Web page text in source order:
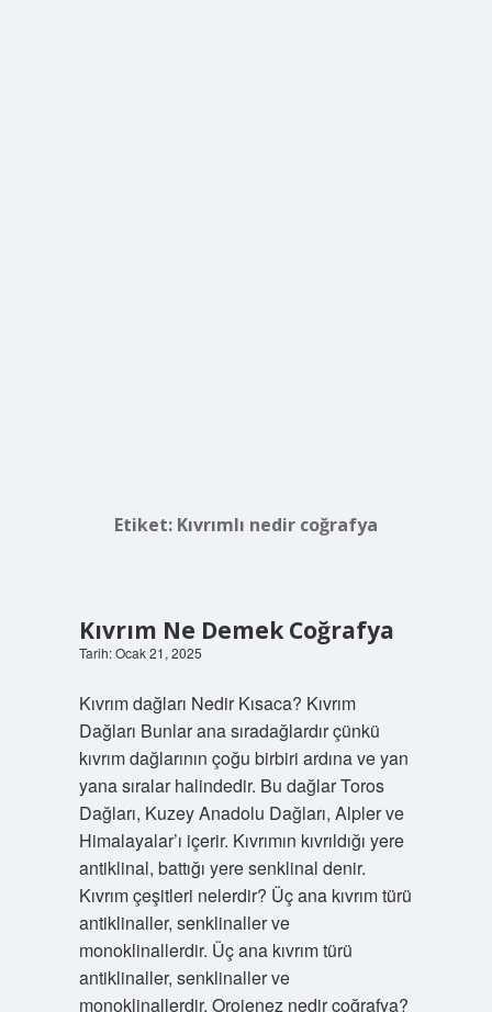
Etiket: Kıvrımlı nedir coğrafya
Kıvrım Ne Demek Coğrafya
Tarih: Ocak 21, 2025
Kıvrım dağları Nedir Kısaca? Kıvrım
Dağları Bunlar ana sıradağlardır çünkü
kıvrım dağlarının çoğu birbiri ardına ve yan
yana sıralar halindedir. Bu dağlar Toros
Dağları, Kuzey Anadolu Dağları, Alpler ve
Himalayalar’ı içerir. Kıvrımın kıvrıldığı yere
antiklinal, battığı yere senklinal denir.
Kıvrım çeşitleri nelerdir? Üç ana kıvrım türü
antiklinaller, senklinaller ve
monoklinallerdir. Üç ana kıvrım türü
antiklinaller, senklinaller ve
monoklinallerdir. Orojenez nedir coğrafya?